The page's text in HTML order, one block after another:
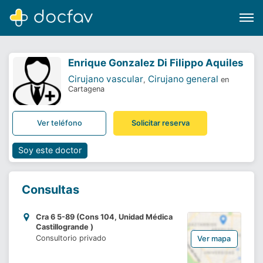
Software para clínicas
¿Eres un doctor?
Enrique Gonzalez Di Filippo Aquiles
Cirujano vascular, Cirujano general en
Cartagena
Ver teléfono Solicitar reserva
Soy este doctor
Consultas
Cra 6 5-89 (Cons 104, Unidad Médica
Castillogrande )
Consultorio privado
Ver mapa